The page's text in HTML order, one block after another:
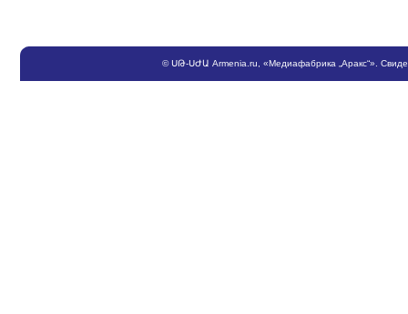
©ՍԹ-ՍԺԱ Armenia.ru , «Медиафабрика „Аракс“».